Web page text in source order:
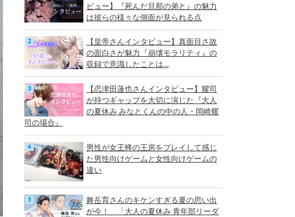
ビュー】『死んだ旦那の弟と』の魅力
は彼らの様々な側面が見られる点
【皇帝さんインタビュー】真面目さ故
の面白さが魅力『崩壊モラリティ』の
収録で意識したことは…
【恋津田蓮也さんインタビュー】耀司
が持つギャップを大切に演じた『大人
の夏休み みなとくんの中の人・岡崎耀
司の場合』
男性が女王蜂の王房をプレイして感じ
た男性向けゲームと女性向けゲームの
違い
舞岳育さんのキケンすぎる夏の思い出
が今！ 「大人の夏休み 青年部リーダ